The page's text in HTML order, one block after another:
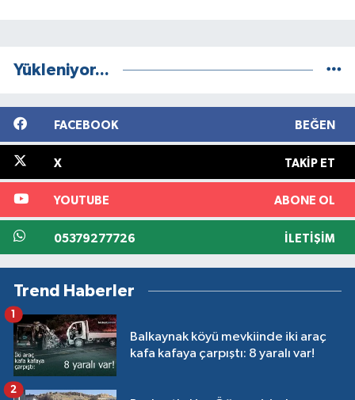
Yükleniyor...
FACEBOOK BEĞEN
X TAKIP ET
YOUTUBE ABONE OL
05379277726 İLETIŞIM
Trend Haberler
Balkaynak köyü mevkiinde iki araç
kafa kafaya çarpıştı: 8 yaralı var!
1
2